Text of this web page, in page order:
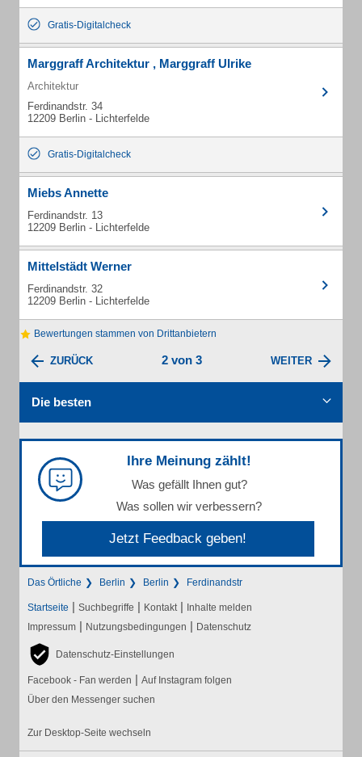
Gratis-Digitalcheck
Marggraff Architektur , Marggraff Ulrike
Architektur
Ferdinandstr. 34
12209 Berlin - Lichterfelde
Gratis-Digitalcheck
Miebs Annette
Ferdinandstr. 13
12209 Berlin - Lichterfelde
Mittelstädt Werner
Ferdinandstr. 32
12209 Berlin - Lichterfelde
Bewertungen stammen von Drittanbietern
ZURÜCK 2 von 3 WEITER
Die besten
Ihre Meinung zählt!
Was gefällt Ihnen gut?
Was sollen wir verbessern?
Jetzt Feedback geben!
Das Örtliche Berlin Berlin Ferdinandstr
Startseite | Suchbegriffe | Kontakt | Inhalte melden
Impressum | Nutzungsbedingungen | Datenschutz
Datenschutz-Einstellungen
Facebook - Fan werden | Auf Instagram folgen
Über den Messenger suchen
Zur Desktop-Seite wechseln